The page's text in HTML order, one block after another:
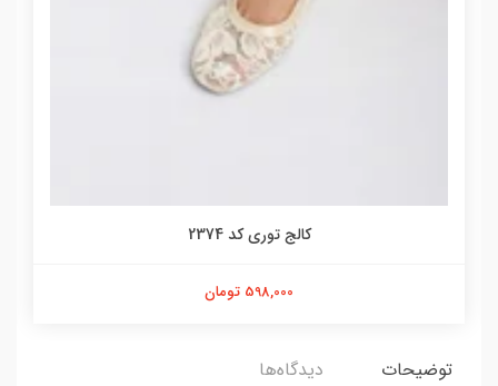
کالج توری کد 2374
598,000 تومان
توضیحات دیدگاه‌ها